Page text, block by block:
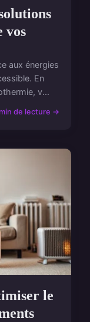
vos
aux énergies
En
v...
de lecture →
le